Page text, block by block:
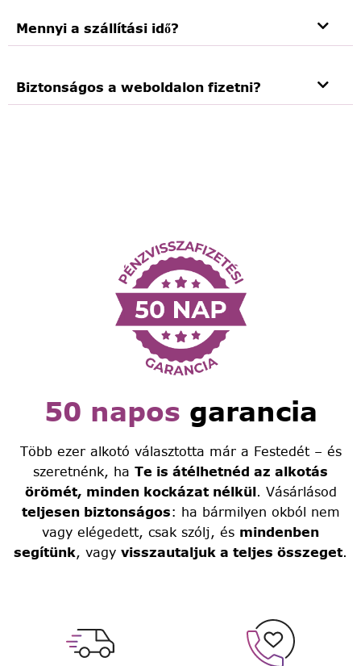
Mennyi a szállítási idő?
Biztonságos a weboldalon fizetni?
50 napos garancia
Több ezer alkotó választotta már a Festedét – és
szeretnénk, ha Te is átélhetnéd az alkotás
örömét, minden kockázat nélkül. Vásárlásod
teljesen biztonságos: ha bármilyen okból nem
vagy elégedett, csak szólj, és mindenben
segítünk, vagy visszautaljuk a teljes összeget.